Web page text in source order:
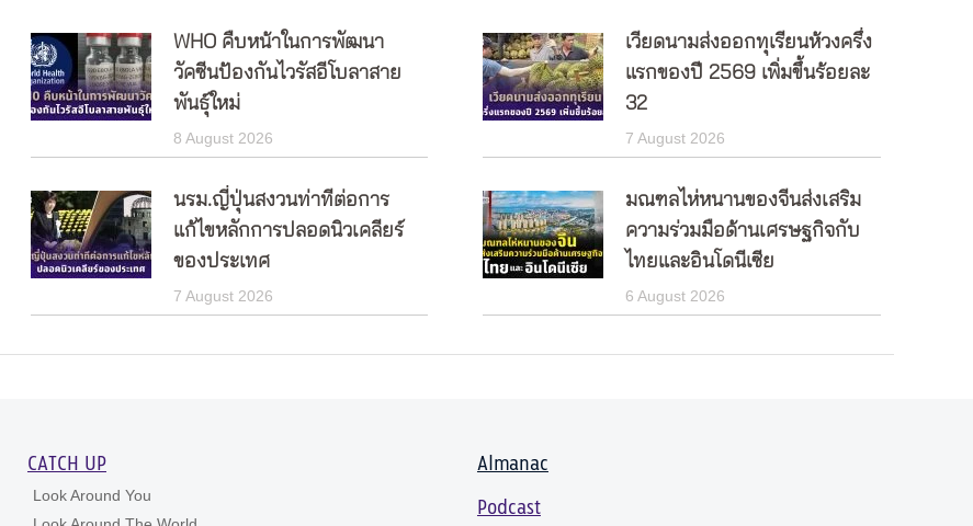
WHO คืบหน้าในการพัฒนา
วัคซีนป้องกันไวรัสอีโบลาสาย
พันธุ์ใหม่
8 August 2026
เวียดนามส่งออกทุเรียนห้วงครึ่ง
แรกของปี 2569 เพิ่มขึ้นร้อยละ
32
7 August 2026
นรม.ญี่ปุ่นสงวนท่าทีต่อการ
แก้ไขหลักการปลอดนิวเคลียร์
ของประเทศ
7 August 2026
มณฑลไห่หนานของจีนส่งเสริม
ความร่วมมือด้านเศรษฐกิจกับ
ไทยและอินโดนีเซีย
6 August 2026
CATCH UP
Look Around You
Almanac
Podcast